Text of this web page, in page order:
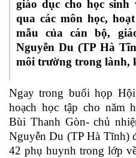
giáo dục cho học
qua các môn học,
mẫu của cán bộ,
Nguyễn Du (TP Hà
môi trường trong lành,
Ngay trong buổi họp
hoạch học tập cho năm
Bùi Thanh Gòn- chủ
Nguyễn Du (TP Hà Tĩnh)
42 phụ huynh trong lớp